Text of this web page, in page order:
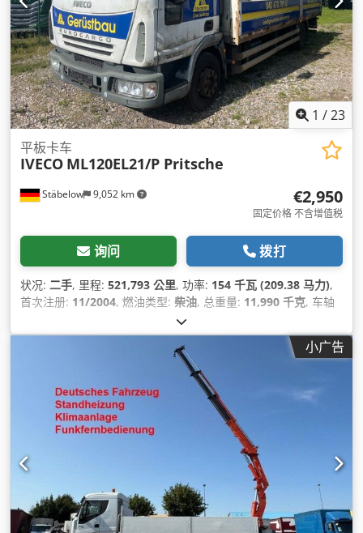
1 /23
Stäbelow 9,052 km
平板卡车
IVECO ML120EL21/P Pritsche
€2,950
固定价格 不含增值税
询问 拨打
状况: 二手, 里程: 521,793 公里, 功率: 154 千瓦 (209.38 马力),
首次注册: 11/2004, 燃油类型: 柴油, 总重量: 11,990 千克, 车轴
, 齿轮类型:
度:9,230 毫米, 总宽度:2,550 毫米, 总高度:3,550 毫米,
小广告